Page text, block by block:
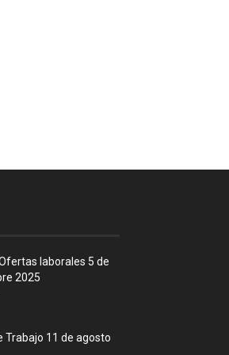
laborales 5 de
2025
Trabajo 11 de agosto